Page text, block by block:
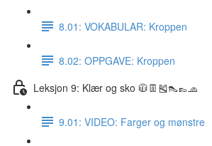
8.01: VOKABULAR: Kroppen
8.02: OPPGAVE: Kroppen
Leksjon 9: Klær og sko 🧥👖🎽👠👞🧢
9.01: VIDEO: Farger og mønstre